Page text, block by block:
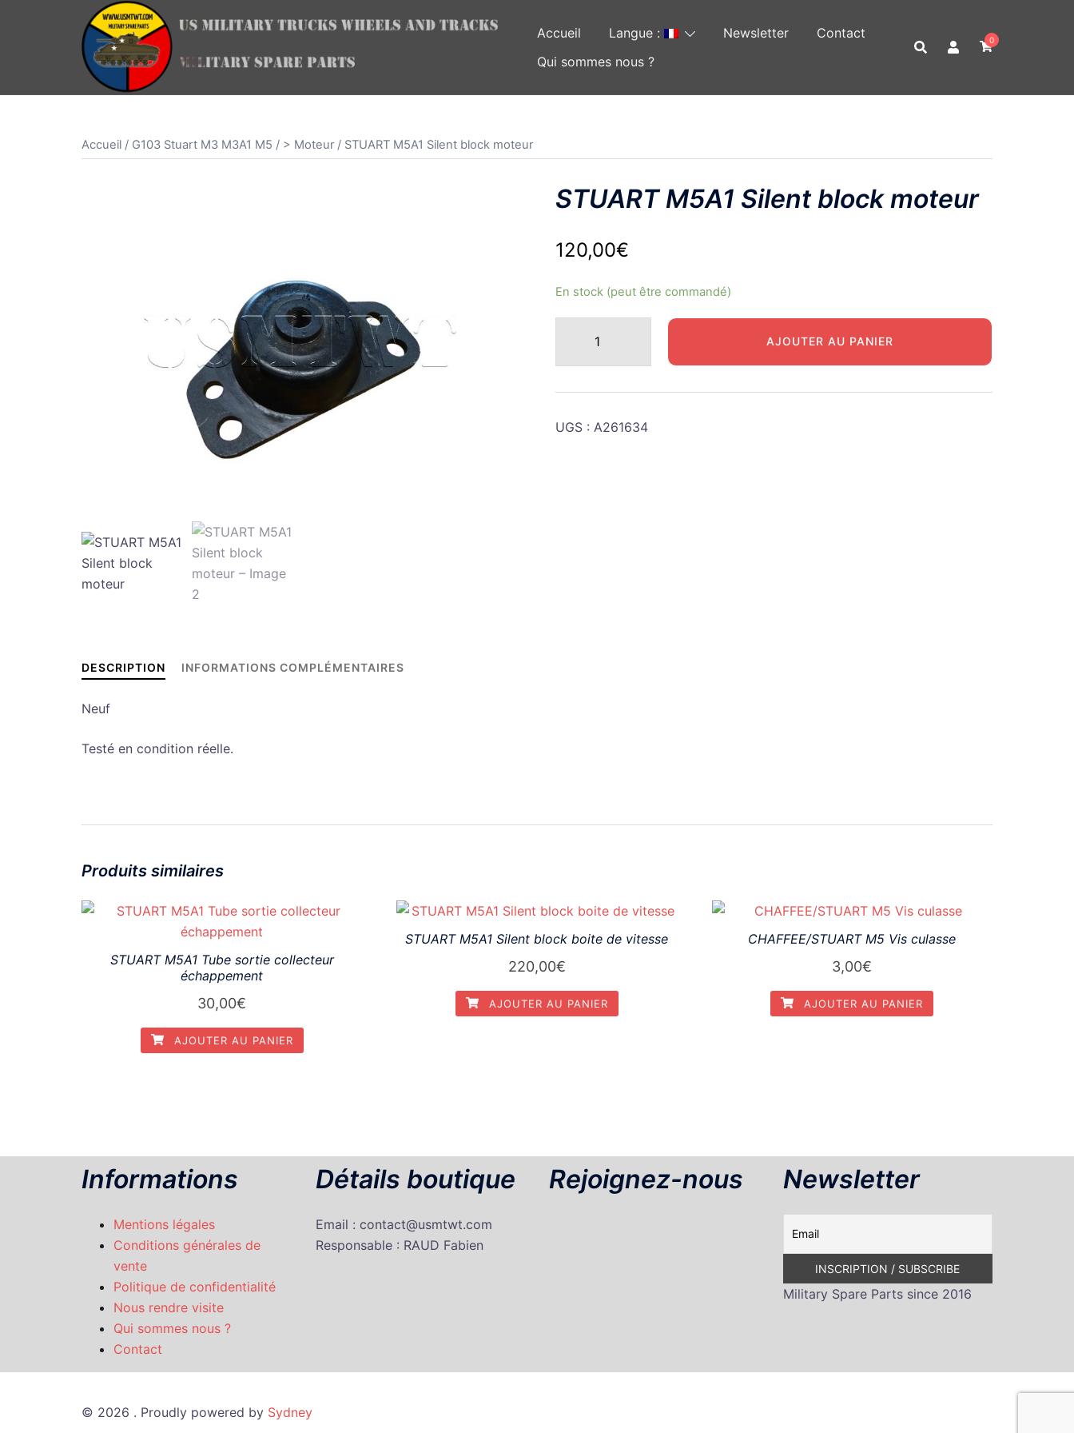
Accueil Langue : Newsletter
Contact
Qui sommes nous ?
0
Accueil / G103 Stuart M3 M3A1 M5 / > Moteur / STUART M5A1 Silent block moteur
STUART M5A1 Silent block moteur
120,00€
En stock (peut être commandé)
STUART
M5A1
block
AJOUTER AU PANIER
UGS : A261634
DESCRIPTION INFORMATIONS COMPLÉMENTAIRES
Neuf
Testé en condition réelle.
Produits similaires
STUART M5A1 Tube sortie collecteur
échappement
30,00€
AJOUTER AU PANIER
STUART M5A1 Silent block boite de vitesse
220,00€
AJOUTER AU PANIER
CHAFFEE/STUART M5 Vis culasse
3,00€
AJOUTER AU PANIER
Informations
Mentions légales
Conditions générales de
vente
Politique de confidentialité
Nous rendre visite
Qui sommes nous ?
Contact
Détails boutique
Email : contact@usmtwt.com
Responsable : RAUD Fabien
Rejoignez-nous Newsletter
Military Spare Parts since 2016
© 2026 . Proudly powered by Sydney